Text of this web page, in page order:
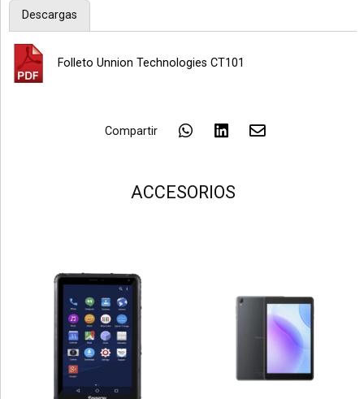
Descargas
Folleto Unnion Technologies CT101
Compartir
ACCESORIOS